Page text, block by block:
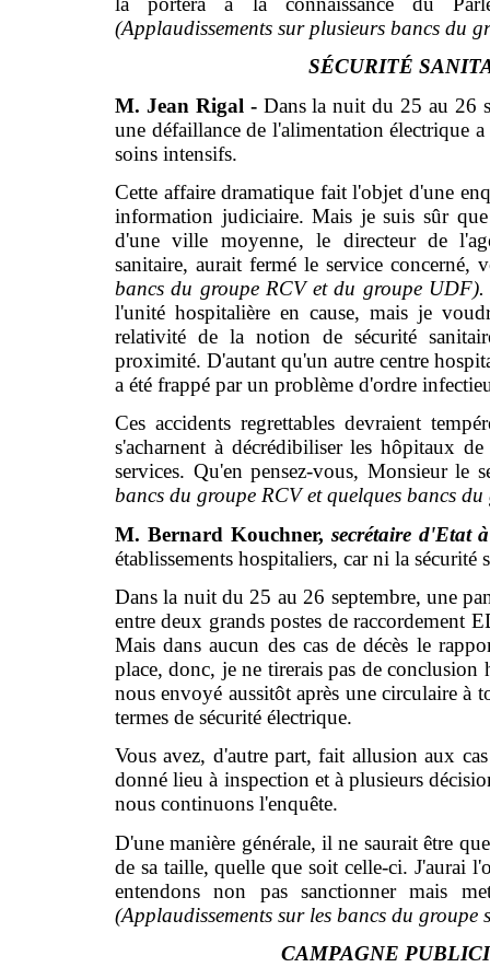
(Applaudissements sur plusieurs bancs du
SÉCURITÉ
M. Jean Rigal - Dans la nuit du 25 au 26
une défaillance de l'alimentation électrique
soins intensifs.
Cette affaire dramatique fait l'objet d'une
information judiciaire. Mais je suis sûr
d'une ville moyenne, le directeur de
sanitaire, aurait fermé le service
bancs du groupe RCV et du groupe
l'unité hospitalière en cause, mais je
relativité de la notion de sécurité
proximité. D'autant qu'un autre centre
a été frappé par un problème d'ordre
Ces accidents regrettables devraient
s'acharnent à décrédibiliser les hôpitaux
services. Qu'en pensez-vous, Monsieur le
bancs du groupe RCV et quelques bancs
M. Bernard Kouchner, secrétaire d'Etat
établissements hospitaliers, car ni la sécurité
Dans la nuit du 25 au 26 septembre, une
entre deux grands postes de raccordement
Mais dans aucun des cas de décès le
place, donc, je ne tirerais pas de
nous envoyé aussitôt après une circulaire
termes de sécurité électrique.
Vous avez, d'autre part, fait allusion aux
donné lieu à inspection et à plusieurs
nous continuons l'enquête.
D'une manière générale, il ne saurait être
de sa taille, quelle que soit celle-ci. J'aurai
entendons non pas sanctionner mais
(Applaudissements sur les bancs du groupe
CAMPAGNE